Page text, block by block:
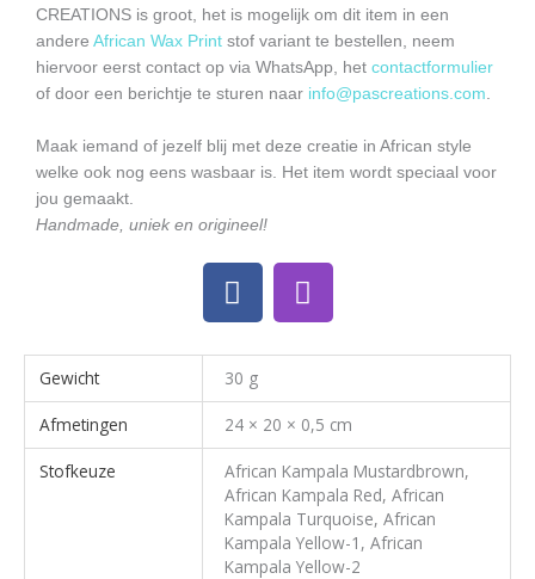
CREATIONS is groot, het is mogelijk om dit item in een
andere African Wax Print stof variant te bestellen, neem
hiervoor eerst contact op via WhatsApp, het contactformulier
of door een berichtje te sturen naar info@pascreations.com.
Maak iemand of jezelf blij met deze creatie in African style
welke ook nog eens wasbaar is. Het item wordt speciaal voor
jou gemaakt.
Handmade, uniek en origineel!
F
a
c
e
b
o
o
k
I
n
s
t
a
g
r
a
m
Gewicht 30 g
Afmetingen 24 × 20 × 0,5 cm
Stofkeuze
African Kampala Mustardbrown,
African Kampala Red, African
Kampala Turquoise, African
Kampala Yellow-1, African
Kampala Yellow-2